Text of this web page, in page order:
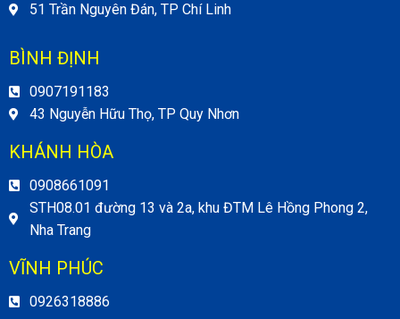
51 Trần Nguyên Đán, TP Chí Linh
BÌNH ĐỊNH
0907191183
43 Nguyễn Hữu Thọ, TP Quy Nhơn
KHÁNH HÒA
0908661091
STH08.01 đường 13 và 2a, khu ĐTM Lê Hồng Phong 2,
Nha Trang
VĨNH PHÚC
0926318886